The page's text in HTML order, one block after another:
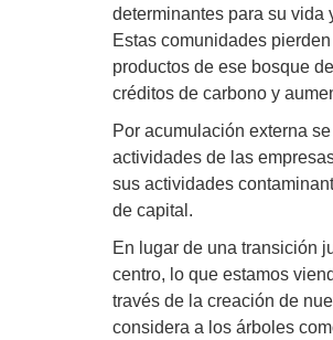
determinantes para su vida
Estas comunidades
productos de ese bosque
créditos de carbono y
Por acumulación externa
actividades de las
sus actividades
de capital.
En lugar de una transición
centro, lo que estamos
través de la creación de
considera a los árboles